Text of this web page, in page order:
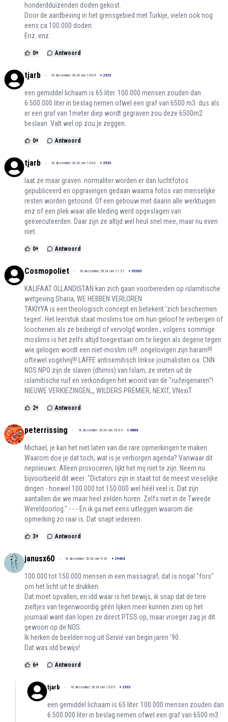
honderdduizenden doden gekost.
Door de aardbeving in het grensgebied met Turkije, vielen ook nog
eens ca 100.000 doden.
Enz. enz.
0+ Antwoord
tjarb 18 december 2024 om 13:09 + 2933
een gemiddel lichaam is 65 liter. 100.000 mensen zouden dan
6.500.000 liter in beslag nemen ofwel een graf van 6500 m3. dus als
er een graf van 1meter diep wordt gegraven zou deze 6500m2
beslaan. Valt wel op zou je zeggen.
0+ Antwoord
tjarb 18 december 2024 om 13:04 + 2933
laat ze maar graven. normaliter worden er dan luchtfotos
gepubliceerd en opgravingen gedaan waarna fotos van menselijke
resten worden getoond. Of een gebouw met daarin alle werktuigen
enz of een plek waar alle kleding werd opgeslagen van
geëxecuteerden. Daar zijn ze altijd wel heul snel mee, maar nu even
niet.
0+ Antwoord
Cosmopoliet 18 december 2024 om 11:57 + 55305
KALIFAAT OLLANDISTAN kan zich gaan voorbereiden op islamitische
wetgeving Sharia, WE HEBBEN VERLOREN
TAKIYYA is een theologisch concept en betekent 'zich beschermen
tegen'. Het leerstuk staat moslims toe om hun geloof te verbergen of
loochenen als ze bedreigd of vervolgd worden., volgens sommige
moslims is het zelfs altijd toegestaan om te liegen als degene tegen
wie gelogen wordt een niet-moslim is!!!..ongelovigen zijn haram!!!
oftewel vogelvrij!!! LAFFE antisemitisch linkse journalisten oa. CNN
NOS NPO zijn de slaven (dhimis) van Islam, ze vreten uit de
islamitische ruif en verkondigen het woord van de "ruifeigenaren"!
NIEUWE VERKIEZINGEN,,, WILDERS PREMIER, NEXIT, VNexiT
2+ Antwoord
peterrissing 18 december 2024 om 10:03 + 4866
Michael, je kan het niet laten van die rare opmerkingen te maken.
Waarom doe je dat toch, wat is je verborgen agenda? Vanwaar dit
nepnieuws. Alleen provoceren, lijkt het mij niet te zijn. Neem nu
bijvoorbeeld dit weer: "Dictators zijn in staat tot de meest vreselijke
dingen - hoewel 100.000 tot 150.000 wel héél veel is. Dat zijn
aantallen die we maar heel zelden horen. Zelfs niet in de Tweede
Wereldoorlog." - - - En ik ga niet eens uitleggen waarom die
opmerking zo raar is. Dat snapt iedereen.
3+ Antwoord
janusx60 18 december 2024 om 9:16 + 29404
100.000 tot 150.000 mensen in een massagraf, dat is nogal "fors"
om het licht uit te drukken.
Dat moet opvallen, en idd waar is het bewijs, ik snap dat de tere
zieltjes van tegenwoordig géén lijken meer kunnen zien op het
journaal want dan lopen ze direct PTSS op, maar vroeger zag je dit
gewoon op de NOS.
Ik herken de beelden nog uit Servië van begin jaren '90.
Dat was idd bewijs!
6+ Antwoord
tjarb 18 december 2024 om 13:09 + 2933
een gemiddel lichaam is 65 liter. 100.000 mensen zouden dan
6.500.000 liter in beslag nemen ofwel een graf van 6500 m3.